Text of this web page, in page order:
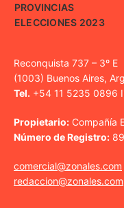
PROVINCIAS
ELECCIONES 2023
Reconquista 737 – 3º E
(1003) Buenos Aires,
Tel. +54 11 5235 0896
Propietario: Compañía
Número de Registro:
comercial@zonales.com
redaccion@zonales.com